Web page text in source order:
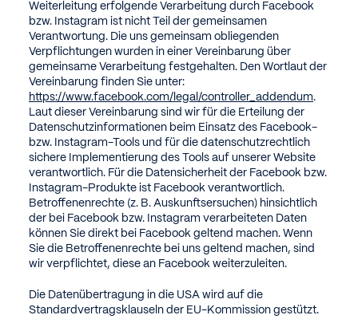
Weiterleitung erfolgende Verarbeitung durch Facebook
bzw. Instagram ist nicht Teil der gemeinsamen
Verantwortung. Die uns gemeinsam obliegenden
Verpflichtungen wurden in einer Vereinbarung über
gemeinsame Verarbeitung festgehalten. Den Wortlaut der
Vereinbarung finden Sie unter:
https://www.facebook.com/legal/controller_addendum.
Laut dieser Vereinbarung sind wir für die Erteilung der
Datenschutzinformationen beim Einsatz des Facebook-
bzw. Instagram-Tools und für die datenschutzrechtlich
sichere Implementierung des Tools auf unserer Website
verantwortlich. Für die Datensicherheit der Facebook bzw.
Instagram-Produkte ist Facebook verantwortlich.
Betroffenenrechte (z. B. Auskunftsersuchen) hinsichtlich
der bei Facebook bzw. Instagram verarbeiteten Daten
können Sie direkt bei Facebook geltend machen. Wenn
Sie die Betroffenenrechte bei uns geltend machen, sind
wir verpflichtet, diese an Facebook weiterzuleiten.
Die Datenübertragung in die USA wird auf die
Standardvertragsklauseln der EU-Kommission gestützt.